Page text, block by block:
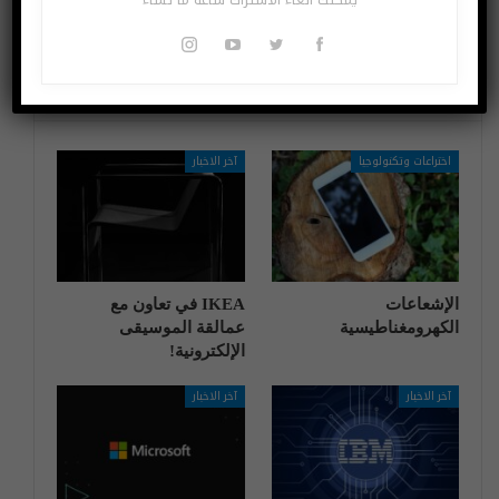
المخصصة للأطفال
اختراعات وتكنولوجيا
الإشعاعات
الكهرومغناطيسية
آخر الاخبار
IKEA في تعاون مع
عمالقة الموسيقى
الإلكترونية!
آخر الاخبار آخر الاخبار